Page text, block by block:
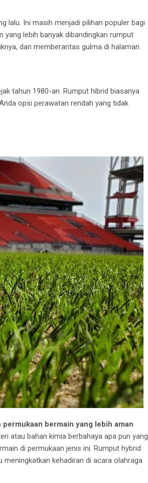
lalu. Ini masih menjadi pilihan populer bagi
yang lebih banyak dibandingkan rumput
dan memberantas gulma di halaman.
tahun 1980-an. Rumput hibrid biasanya
opsi perawatan rendah yang tidak
permukaan bermain yang lebih aman
atau bahan kimia berbahaya apa pun yang
di permukaan jenis ini. Rumput hybrid
kehadiran di acara olahraga